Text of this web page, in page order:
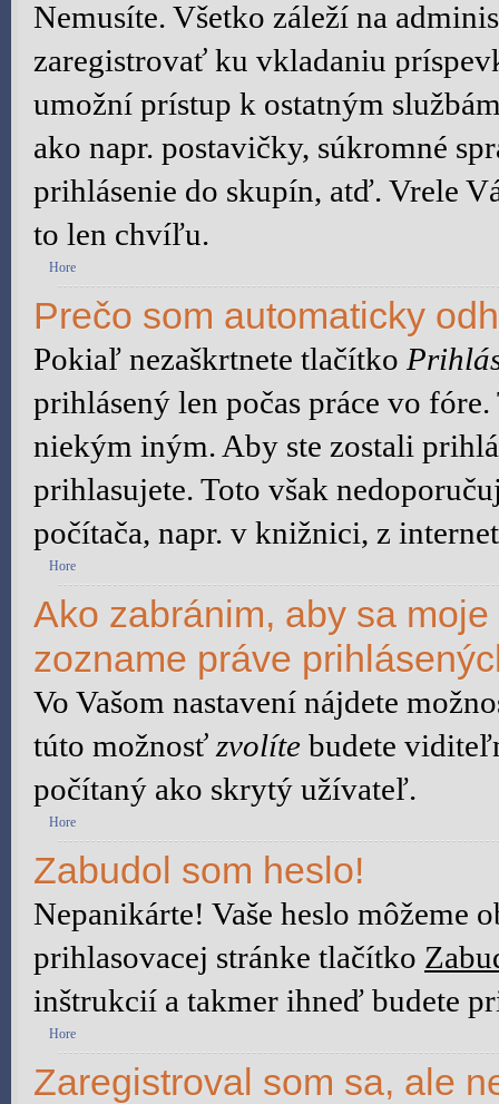
Nemusíte. Všetko záleží na
zaregistrovať ku vkladaniu
umožní prístup k ostatným
ako napr. postavičky, súkromné
prihlásenie do skupín, atď. Vrele
to len chvíľu.
Hore
Prečo som automaticky
Pokiaľ nezaškrtnete tlačítko
prihlásený len počas práce vo
niekým iným. Aby ste zostali
prihlasujete. Toto však
počítača, napr. v knižnici, z
Hore
Ako zabránim, aby sa
zozname práve
Vo Vašom nastavení nájdete
túto možnosť zvolíte budete
počítaný ako skrytý užívateľ.
Hore
Zabudol som heslo!
Nepanikárte! Vaše heslo môžeme
prihlasovacej stránke tlačítko
inštrukcií a takmer ihneď budete
Hore
Zaregistroval som sa, ale